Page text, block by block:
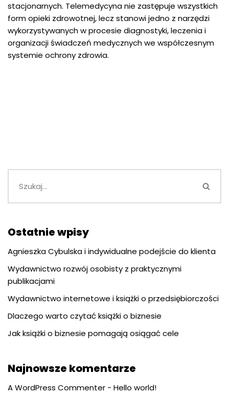
stacjonarnych. Telemedycyna nie zastępuje wszystkich
form opieki zdrowotnej, lecz stanowi jedno z narzędzi
wykorzystywanych w procesie diagnostyki, leczenia i
organizacji świadczeń medycznych we współczesnym
systemie ochrony zdrowia.
Ostatnie wpisy
Agnieszka Cybulska i indywidualne podejście do klienta
Wydawnictwo rozwój osobisty z praktycznymi
publikacjami
Wydawnictwo internetowe i książki o przedsiębiorczości
Dlaczego warto czytać książki o biznesie
Jak książki o biznesie pomagają osiągać cele
Najnowsze komentarze
A WordPress Commenter - Hello world!